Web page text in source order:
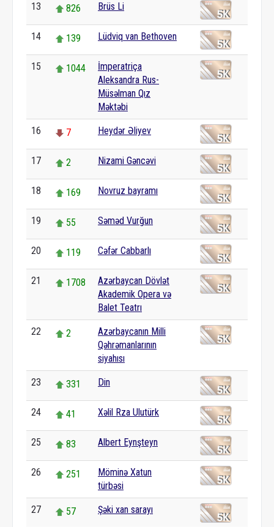
13 826 Brüs Li
14 139 Lüdviq van Bethoven
15 1044
İmperatriça
Aleksandra Rus-
Müsəlman Qız
Məktəbi
16 7 Heydər Əliyev
17 2 Nizami Gəncəvi
18 169 Novruz bayramı
19 55 Səməd Vurğun
20 119 Cəfər Cabbarlı
21 1708
Azərbaycan Dövlət
Akademik Opera və
Balet Teatrı
22 2
Azərbaycanın Milli
Qəhrəmanlarının
siyahısı
23 331 Din
24 41 Xəlil Rza Ulutürk
25 83 Albert Eynşteyn
26 251
Möminə Xatun
türbəsi
27 57 Şəki xan sarayı